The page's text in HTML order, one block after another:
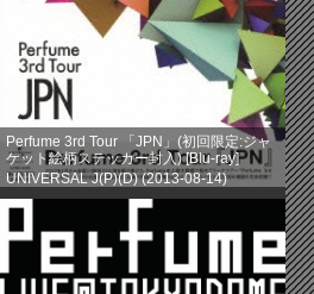
Perfume 3rd Tour 「JPN」(初回限定:ジャ
ケット絵柄ステッカー封入) [Blu-ray]
UNIVERSAL J(P)(D) (2013-08-14)
売り上げランキング: 386